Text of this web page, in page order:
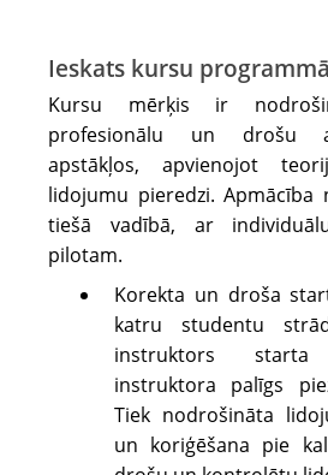
Ieskats kursu programmā
Kursu mērķis ir
profesionālu un drošu
apstākļos, apvienojot
lidojumu pieredzi. Apmācība
tiešā vadībā, ar
pilotam.
Korekta un droša
katru studentu
instruktors
instruktora palīgs
Tiek nodrošināta
un koriģēšana pie